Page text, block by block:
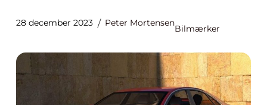
28 december 2023 Peter Mortensen
Bilmærker